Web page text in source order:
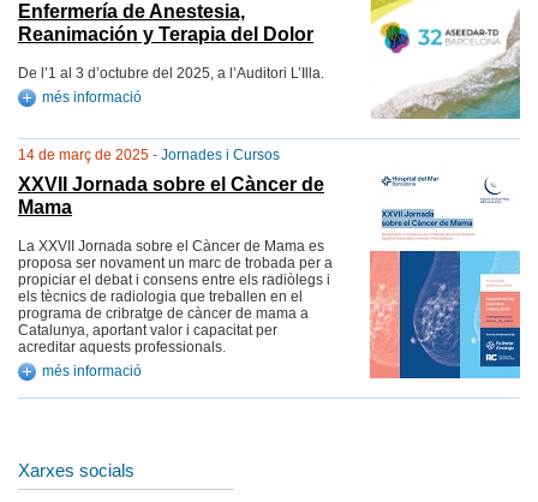
Enfermería de Anestesia,
Reanimación y Terapia del Dolor
De l’1 al 3 d’octubre del 2025, a l’Auditori L’Illa.
més informació
14 de març de 2025 - Jornades i Cursos
XXVII Jornada sobre el Càncer de
Mama
La XXVII Jornada sobre el Càncer de Mama es
proposa ser novament un marc de trobada per a
propiciar el debat i consens entre els radiòlegs i
els tècnics de radiologia que treballen en el
programa de cribratge de càncer de mama a
Catalunya, aportant valor i capacitat per
acreditar aquests professionals.
més informació
Xarxes socials